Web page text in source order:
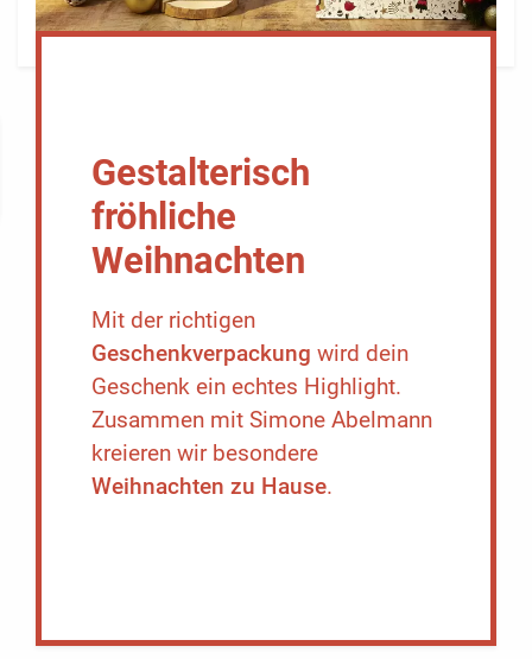
Gestalterisch
fröhliche
Weihnachten
Mit der richtigen
Geschenkverpackung wird dein
Geschenk ein echtes Highlight.
Zusammen mit Simone Abelmann
kreieren wir besondere
Weihnachten zu Hause.